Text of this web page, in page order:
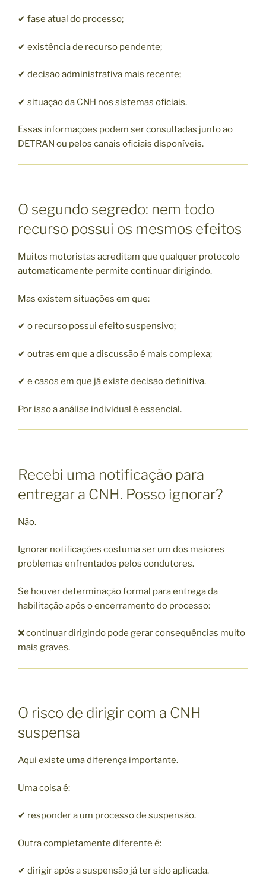
✔ fase atual do processo;
✔ existência de recurso pendente;
✔ decisão administrativa mais recente;
✔ situação da CNH nos sistemas oficiais.
Essas informações podem ser consultadas junto ao
DETRAN ou pelos canais oficiais disponíveis.
O segundo segredo: nem todo
recurso possui os mesmos efeitos
Muitos motoristas acreditam que qualquer protocolo
automaticamente permite continuar dirigindo.
Mas existem situações em que:
✔ o recurso possui efeito suspensivo;
✔ outras em que a discussão é mais complexa;
✔ e casos em que já existe decisão definitiva.
Por isso a análise individual é essencial.
Recebi uma notificação para
entregar a CNH. Posso ignorar?
Não.
Ignorar notificações costuma ser um dos maiores
problemas enfrentados pelos condutores.
Se houver determinação formal para entrega da
habilitação após o encerramento do processo:
❌ continuar dirigindo pode gerar consequências muito
mais graves.
O risco de dirigir com a CNH
suspensa
Aqui existe uma diferença importante.
Uma coisa é:
✔ responder a um processo de suspensão.
Outra completamente diferente é:
✔ dirigir após a suspensão já ter sido aplicada.